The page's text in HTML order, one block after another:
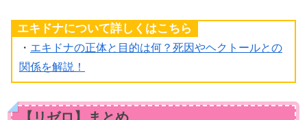
エキドナについて詳しくはこちら
・ エキドナの正体と目的は何？死因やヘクトールとの
関係を解説！